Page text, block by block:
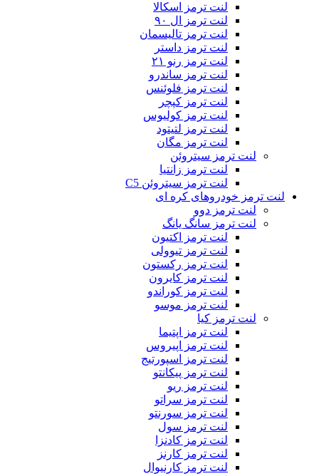
لنت ترمز اسکالا
لنت ترمز ال ۹۰
لنت ترمز تالیسمان
لنت ترمز داستر
لنت ترمز رنو ۲۱
لنت ترمز ساندرو
لنت ترمز فلوئنس
لنت ترمز کپچر
لنت ترمز کولیوس
لنت ترمز لتیتود
لنت ترمز مگان
لنت ترمز سیتروئن
لنت ترمز زانتیا
لنت ترمز سیتروئن C5
لنت ترمز خودروهای کره ای
لنت ترمز دوو
لنت ترمز سانگ یانگ
لنت ترمز اکتیون
لنت ترمز تیوولی
لنت ترمز رکستون
لنت ترمز کایرون
لنت ترمز کوراندو
لنت ترمز موسو
لنت ترمز کیا
لنت ترمز اپتیما
لنت ترمز اپیروس
لنت ترمز اسپورتیج
لنت ترمز پیکانتو
لنت ترمز ریو
لنت ترمز سراتو
لنت ترمز سورنتو
لنت ترمز سول
لنت ترمز کادنزا
لنت ترمز کارنز
لنت ترمز کارنیوال